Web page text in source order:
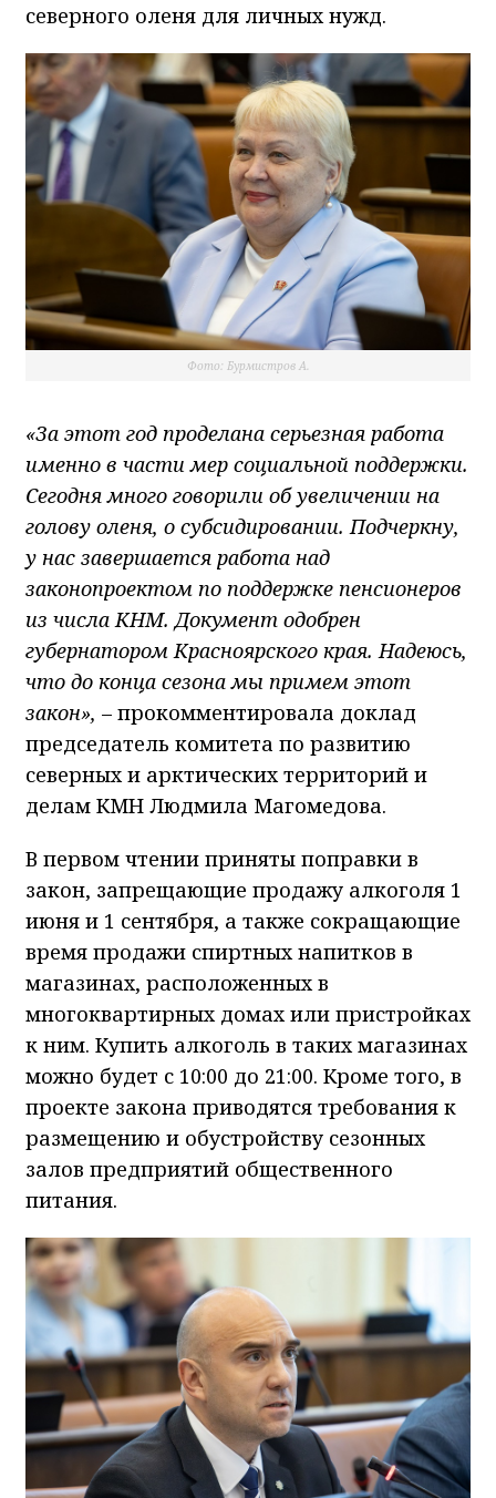
северного оленя для личных нужд.
Фото: Бурмистров А.
«За этот год проделана серьезная работа
именно в части мер социальной поддержки.
Сегодня много говорили об увеличении на
голову оленя, о субсидировании. Подчеркну,
у нас завершается работа над
законопроектом по поддержке пенсионеров
из числа КНМ. Документ одобрен
губернатором Красноярского края. Надеюсь,
что до конца сезона мы примем этот
закон», – прокомментировала доклад
председатель комитета по развитию
северных и арктических территорий и
делам КМН Людмила Магомедова.
В первом чтении приняты поправки в
закон, запрещающие продажу алкоголя 1
июня и 1 сентября, а также сокращающие
время продажи спиртных напитков в
магазинах, расположенных в
многоквартирных домах или пристройках
к ним. Купить алкоголь в таких магазинах
можно будет с 10:00 до 21:00. Кроме того, в
проекте закона приводятся требования к
размещению и обустройству сезонных
залов предприятий общественного
питания.